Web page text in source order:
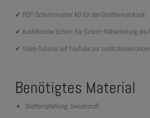
✔ PDF-Schnittmuster A0 für den Großformatdruck
✔ Ausführliche Schritt-für-Schritt-Nähanleitung als
✔ Video-Tutorial auf YouTube zur zusätzlichen
Benötigtes Material
Stoffempfehlung: Sweatstoff